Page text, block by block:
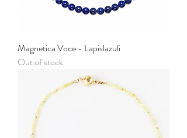
Magnetica Voce - Lapislazuli
Out of stock